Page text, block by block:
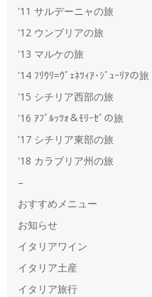
'11 サルデーニャの旅
'12 ウンブリアの旅
'13 マルケの旅
'14 ﾌﾘｳﾘ=ｳﾞｪﾈﾂｨｱ･ｼﾞｭｰﾘｱの旅
'15 シチリア西部の旅
'16 ｱﾌﾞﾙｯﾂｫ＆ﾓﾘｰｾﾞの旅
'17 シチリア東部の旅
'18 カラブリア州の旅
–
おすすめメニュー
お知らせ
イタリアワイン
イタリア土産
イタリア旅行